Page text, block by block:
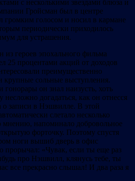
с несколькими звездами блюза и
Гройсман был в центре
громким голосом и носил в кармане
периодически приходилось
для устрашения.
из героев эпохального фильма
25 процентами акций от доходов
преимущественно
крупные сольные выступления.
гонорары он знал наизусть, хоть
догадаться, как он отнесся
записи в Нэшвилле. В этой
слетало несколько
мнению, напоминало добровольное
форточку. Поэтому спустя
ноги вышиб дверь в офис
прорычал: «Чувак, если ты еще раз
про Нэшвилл, клянусь тебе, ты
все прекрасно слышал! И два раза я